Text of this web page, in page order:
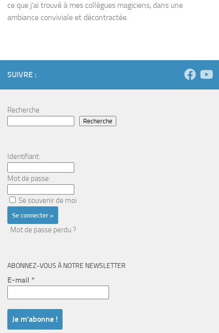
ce que j’ai trouvé à mes collègues magiciens, dans une
ambiance conviviale et décontractée.
SUIVRE :
Recherche
Recherche
Identifiant:
Mot de passe:
Se souvenir de moi
Mot de passe perdu ?
ABONNEZ-VOUS À NOTRE NEWSLETTER
E-mail *